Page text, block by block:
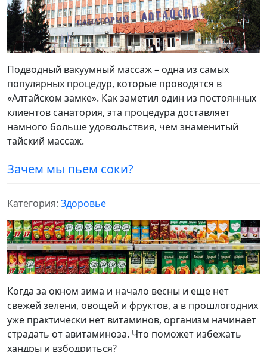
Подводный вакуумный массаж – одна из самых
популярных процедур, которые проводятся в
«Алтайском замке». Как заметил один из постоянных
клиентов санатория, эта процедура доставляет
намного больше удовольствия, чем знаменитый
тайский массаж.
Зачем мы пьем соки?
Категория: Здоровье
Когда за окном зима и начало весны и еще нет
свежей зелени, овощей и фруктов, а в прошлогодних
уже практически нет витаминов, организм начинает
страдать от авитаминоза. Что поможет избежать
хандры и взбодриться?